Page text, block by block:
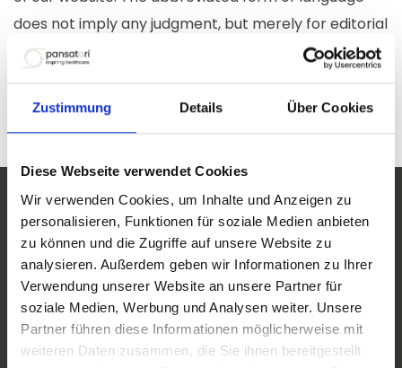
Zustimmung Details Über Cookies
Diese Webseite verwendet Cookies
Wir verwenden Cookies, um Inhalte und Anzeigen zu
personalisieren, Funktionen für soziale Medien anbieten
zu können und die Zugriffe auf unsere Website zu
analysieren. Außerdem geben wir Informationen zu Ihrer
Verwendung unserer Website an unsere Partner für
soziale Medien, Werbung und Analysen weiter. Unsere
Partner führen diese Informationen möglicherweise mit
weiteren Daten zusammen, die Sie ihnen bereitgestellt
does not imply any judgment, but merely for editorial
reasons.
Thank you for your understanding!
Βοήθεια & Επικοινωνία
Τηλ+43 7722 22900
Στείλτε μας ένα μήνυμα office@pansatori.com